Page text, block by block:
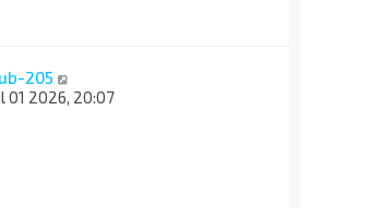
205
01 2026, 20:07